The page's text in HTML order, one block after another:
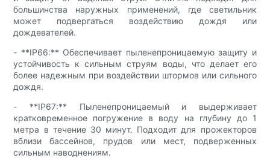
большинства наружных применений, где светильник
может подвергаться воздействию дождя или
дождевателей.
- **IP66:** Обеспечивает пыленепроницаемую защиту и
устойчивость к сильным струям воды, что делает его
более надежным при воздействии штормов или сильного
дождя.
- **IP67:** Пыленепроницаемый и выдерживает
кратковременное погружение в воду на глубину до 1
метра в течение 30 минут. Подходит для прожекторов
вблизи бассейнов, прудов или мест, подверженных
сильным наводнениям.